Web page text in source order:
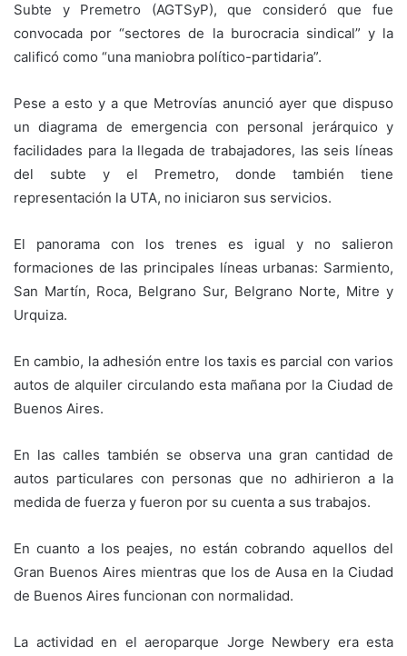
Subte y Premetro (AGTSyP), que consideró que fue
convocada por “sectores de la burocracia sindical” y la
calificó como “una maniobra político-partidaria”.
Pese a esto y a que Metrovías anunció ayer que dispuso
un diagrama de emergencia con personal jerárquico y
facilidades para la llegada de trabajadores, las seis líneas
del subte y el Premetro, donde también tiene
representación la UTA, no iniciaron sus servicios.
El panorama con los trenes es igual y no salieron
formaciones de las principales líneas urbanas: Sarmiento,
San Martín, Roca, Belgrano Sur, Belgrano Norte, Mitre y
Urquiza.
En cambio, la adhesión entre los taxis es parcial con varios
autos de alquiler circulando esta mañana por la Ciudad de
Buenos Aires.
En las calles también se observa una gran cantidad de
autos particulares con personas que no adhirieron a la
medida de fuerza y fueron por su cuenta a sus trabajos.
En cuanto a los peajes, no están cobrando aquellos del
Gran Buenos Aires mientras que los de Ausa en la Ciudad
de Buenos Aires funcionan con normalidad.
La actividad en el aeroparque Jorge Newbery era esta